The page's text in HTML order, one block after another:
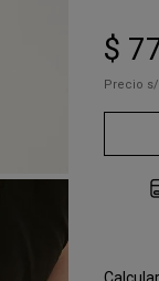
$
Precio